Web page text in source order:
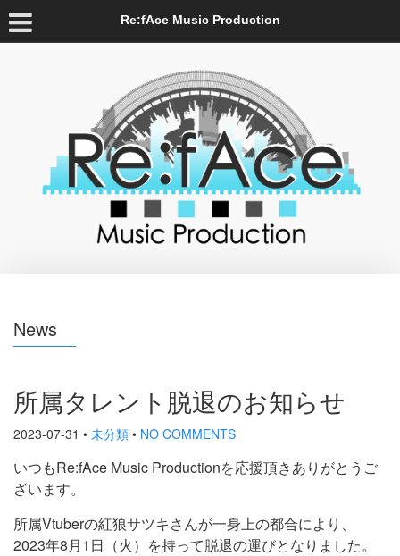
Re:fAce Music Production
News
所属タレント脱退のお知らせ
2023-07-31 • 未分類 • NO COMMENTS
いつもRe:fAce Music Productionを応援頂きありがとうご
ざいます。
所属Vtuberの紅狼サツキさんが一身上の都合により、
2023年8月1日（火）を持って脱退の運びとなりました。